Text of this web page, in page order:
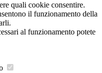
quali cookie consentire.
il funzionamento della
al funzionamento potete